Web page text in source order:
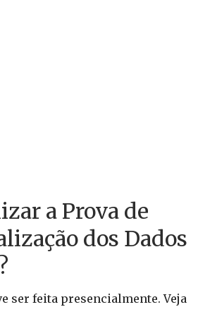
a Prova de
dos Dados
ser feita presencialmente. Veja